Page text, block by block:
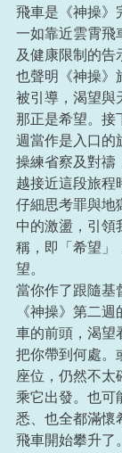
飛車是《神操》
一如靠近雲霄飛
及健康限制的告
也聲明《神操》
被引導，渴望與
那正是希望。接
週當作是入口的
操練省察及對禱
越接近這段旅程
仔細思考罪與地
中的激盪，引領
稱，即「希望」
望。
當你作了跟隨基
《神操》第二
車的前頭，渴望
把你帶到何處。
座位，仍然不太
乘它出發。也可
悉、也全都滿懷
飛車開始攀升了。